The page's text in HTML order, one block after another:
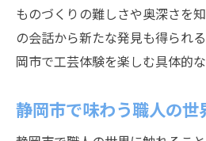
静岡市の職人が案内
ものづくり体験で広
静岡市で出会う職人の
ものづくりの難しさや奥深さを
の会話から新たな発見も得られ
岡市で工芸体験を楽しむ具体的な
静岡市で味わう職人の世